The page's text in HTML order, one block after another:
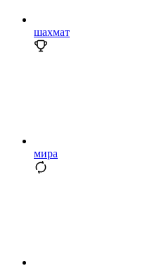
шахмат
мира